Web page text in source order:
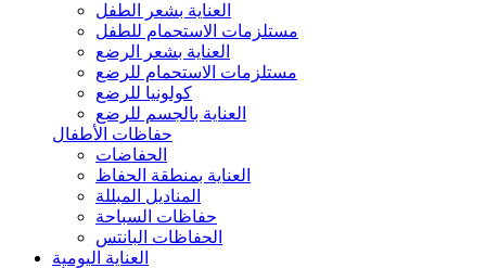
العناية بشعر الطفل
مستلزمات الاستحمام للطفل
العناية بشعر الرضع
مستلزمات الاستحمام للرضع
كولونيا للرضع
العناية بالجسم للرضع
حفاظات الأطفال
الحفاضات
العناية بمنطقة الحفاظ
المناديل المبللة
حفاظات السباحة
الحفاظات البانتس
العناية اليومية